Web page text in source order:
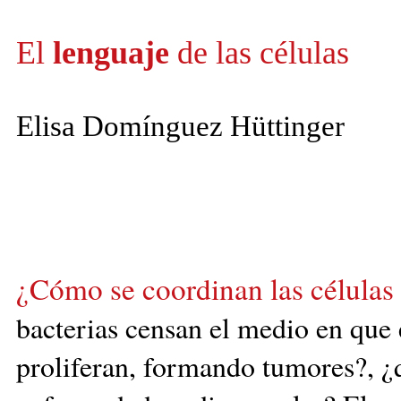
El lenguaje de las células
Elisa Domínguez Hüttinger
¿Cómo se coordinan las
bacterias censanel medio en que
proliferan, formando tumores?,